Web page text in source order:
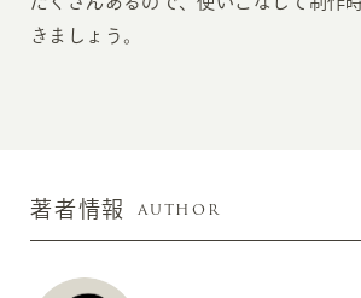
きましょう。
著者情報 AUTHOR